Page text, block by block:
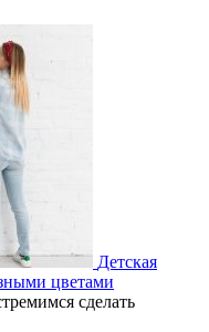
Детская
цветами
сделать